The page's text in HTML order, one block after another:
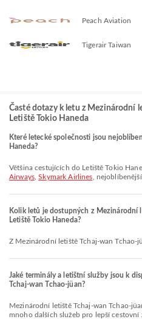
Peach Aviation
Tigerair Taiwan
Časté dotazy k letu z Mezinárodní
Letiště Tokio Haneda
Které letecké společnosti jsou
Haneda?
Většina cestujících do Letiště Tokio
Airways,Skymark Airlines ,
Kolik letů je dostupných z Mezinárodní
Letiště Tokio Haneda?
Z Mezinárodní letiště Tchaj-wan
Jaké terminály a letištní služby jsou k
Tchaj-wan Tchao-jüan?
Mezinárodní letiště Tchaj-wan Tchao-jüan nabízí Taxi, Parkoviště, Vlak a
mnoho dalších služeb pro lepší